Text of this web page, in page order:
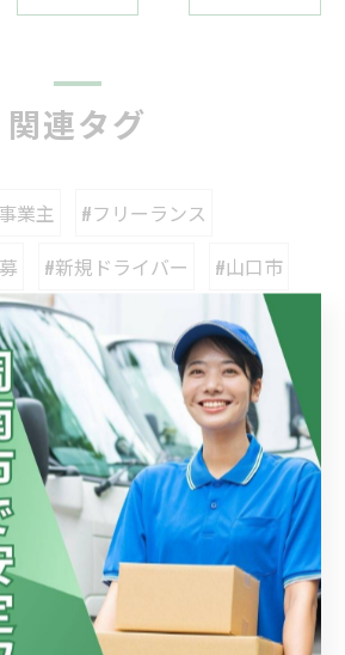
関連タグ
業主
#フリーランス
#新規ドライバー
#山口市
#企業便
テゴリー Categories
てのカテゴリー
ライバー
途